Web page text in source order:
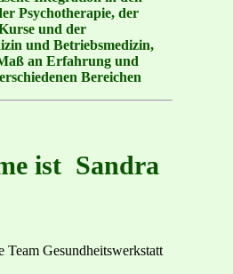
Psychotherapie, der
und der
und Betriebsmedizin,
an Erfahrung und
Bereichen
ist Sandra